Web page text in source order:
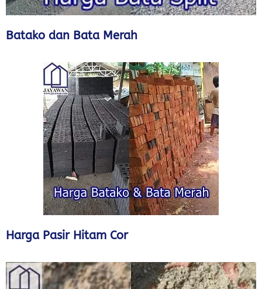
Batako dan Bata Merah
Harga Pasir Hitam Cor